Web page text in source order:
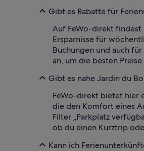
Gibt es Rabatte für
Auf FeWo-direkt findest
Ersparnisse für
Buchungen und auch
an, um die besten Preise
Gibt es nahe Jardin du
FeWo-direkt bietet hier
die den Komfort eines
Filter „Parkplatz
ob du einen Kurztrip
Kann ich